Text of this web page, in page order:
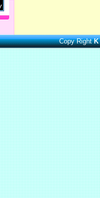
Copy RightK